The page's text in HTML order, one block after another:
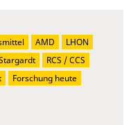
AMD
LHON
RCS / CCS
Forschung heute